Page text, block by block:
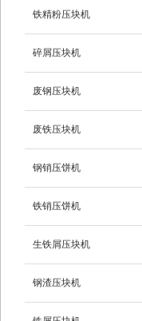
铁精粉压块机
碎屑压块机
废钢压块机
废铁压块机
钢销压饼机
铁销压饼机
生铁屑压块机
钢渣压块机